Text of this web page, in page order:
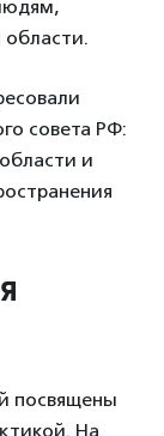
совета РФ:
и
посвящены
На